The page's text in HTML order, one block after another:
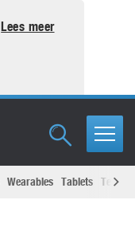
Lees meer
Wearables Tablets